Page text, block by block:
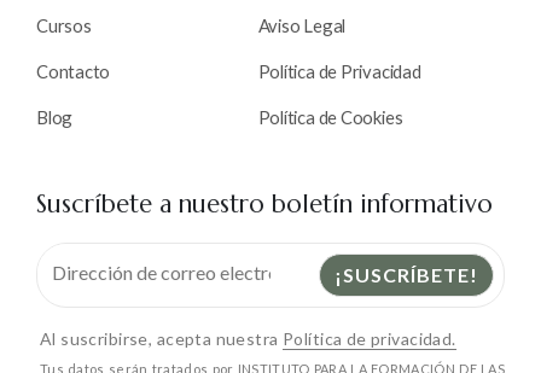
Cursos
Contacto
Blog
Aviso Legal
Política de Privacidad
Política de Cookies
Suscríbete a nuestro boletín informativo
Al suscribirse, acepta nuestra Política de privacidad.
Tus datos serán tratados por INSTITUTO PARA LA FORMACIÓN DE LAS